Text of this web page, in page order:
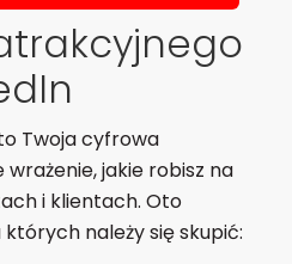
Twoja cyfrowa
jakie robisz na
i klientach. Oto
należy się skupić: